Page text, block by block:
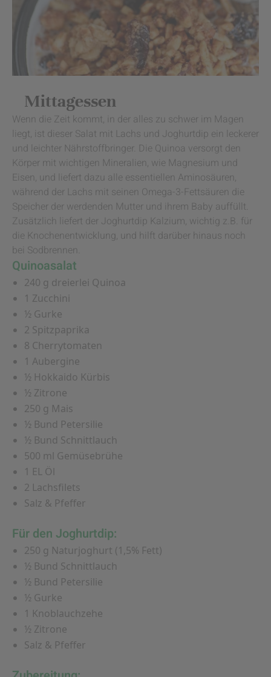
Mittagessen
Wenn die Zeit kommt, in der alles zu schwer im Magen
liegt, ist dieser Salat mit Lachs und Joghurtdip ein leckerer
und leichter Nährstoffbringer. Die Quinoa versorgt den
Körper mit wichtigen Mineralien, wie Magnesium und
Eisen, und liefert dazu alle essentiellen Aminosäuren,
während der Lachs mit seinen Omega-3-Fettsäuren die
Speicher der werdenden Mutter und ihrem Baby auffüllt.
Zusätzlich liefert der Joghurtdip Kalzium, wichtig z.B. für
die Knochenentwicklung, und hilft darüber hinaus noch
bei Sodbrennen.
Quinoasalat
240 g dreierlei Quinoa
1 Zucchini
½ Gurke
2 Spitzpaprika
8 Cherrytomaten
1 Aubergine
½ Hokkaido Kürbis
½ Zitrone
250 g Mais
½ Bund Petersilie
½ Bund Schnittlauch
500 ml Gemüsebrühe
1 EL Öl
2 Lachsfilets
Salz & Pfeffer
Für den Joghurtdip:
250 g Naturjoghurt (1,5% Fett)
½ Bund Schnittlauch
½ Bund Petersilie
½ Gurke
1 Knoblauchzehe
½ Zitrone
Salz & Pfeffer